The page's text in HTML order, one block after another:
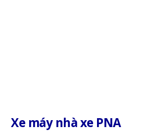
Xe máy nhà xe PNA